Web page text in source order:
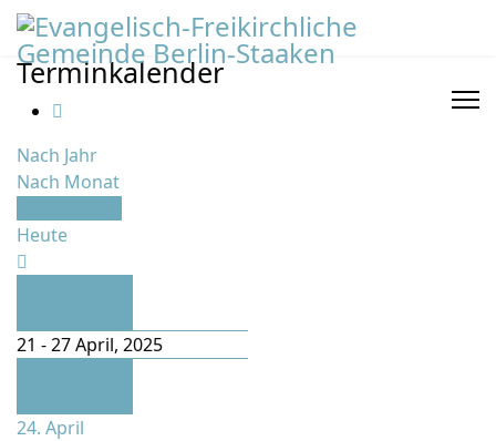
Terminkalender
Nach Jahr
Nach Monat
Heute
21 - 27 April, 2025
24. April